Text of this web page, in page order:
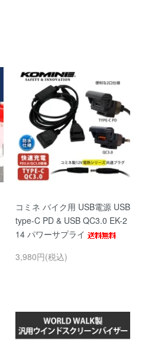
コミネ バイク用 USB電源 USB
type-C PD & USB QC3.0 EK-2
14 パワーサプライ
3,980円(税込)